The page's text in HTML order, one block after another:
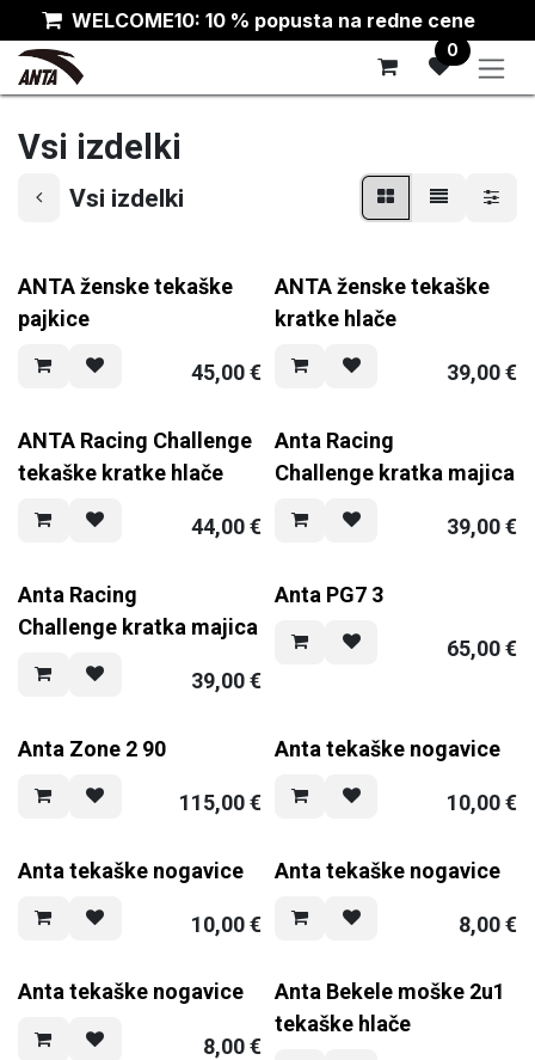
Skip to ContentWELCOME10: 10 % popusta na redne cene
0
Vsi izdelki
Vsi izdelki
ANTA ženske tekaške
pajkice
45,00€
ANTA ženske tekaške
kratke hlače
39,00€
ANTA Racing Challenge
tekaške kratke hlače
44,00€
Anta Racing
Challenge kratka majica
39,00€
Anta Racing
Challenge kratka majica
39,00€
Anta PG7 3
65,00€
Anta Zone 2 90
115,00€
Anta tekaške nogavice
10,00€
Anta tekaške nogavice
10,00€
Anta tekaške nogavice
8,00€
Anta tekaške nogavice
8,00€
Anta Bekele moške 2u1
tekaške hlače